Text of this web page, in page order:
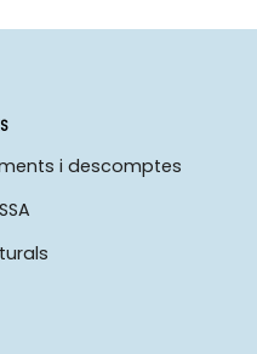
i descomptes